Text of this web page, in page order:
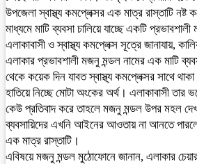
উপজেলা স্বাস্থ্য কমপ্লেক্সর এক মাত্র রাস্তাটি নষ্ট
মাধ্যমে মাটি ব্যবসা চালিয়ে যাচ্ছে একটি
এলাকাবাসী ও স্বাস্থ্য কমপ্লেক্স সূত্রে জানাযায়,
এলাকার প্রভাবশালী মজনু মন্ডল নামের এক মাটি
থেকে কয়েক দিন যাবত স্বাস্থ্য কমপ্লেক্সর সাথে
হাতিয়ে নিচ্ছে মোটা অংকের অর্থ। এলাকাবাসী তার
কেউ প্রতিবাদ করে তাহলে মজনু মন্ডল উপর মহল
ব্যবসায়িদের এখনি আইনের আওতায় না আনতে পারলে
এক মাত্র রাস্তাটি।
এবিষয়ে মজনু মন্ডল মুঠোফোনে জানান, এলাকার